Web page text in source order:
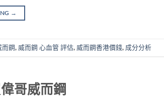
→
而鋼, 威而鋼 心血管 評估, 威而鋼香港價錢, 成分分析
哥威而鋼